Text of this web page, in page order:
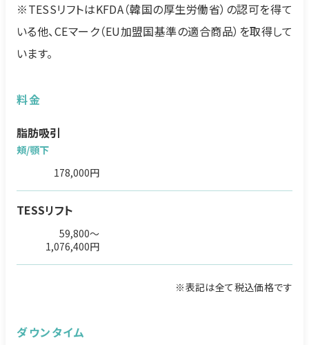
※TESSリフトはKFDA（韓国の厚生労働省）の認可を得て
いる他、CEマーク（EU加盟国基準の適合商品）を取得して
います。
料金
脂肪吸引
頬/顎下
178,000円
TESSリフト
59,800～
1,076,400円
※表記は全て税込価格です
ダウンタイム